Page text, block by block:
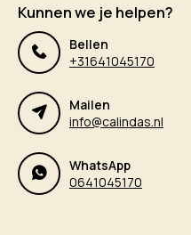
Kunnen we je helpen?
Bellen
+31641045170
Mailen
info@calindas.nl
WhatsApp
0641045170